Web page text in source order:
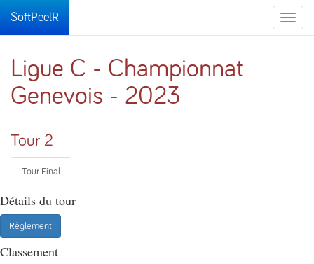
Toggle
SoftPeelR
Ligue C - Championnat
Genevois - 2023
Tour 2
Tour Final
Détails du tour
Règlement
Classement